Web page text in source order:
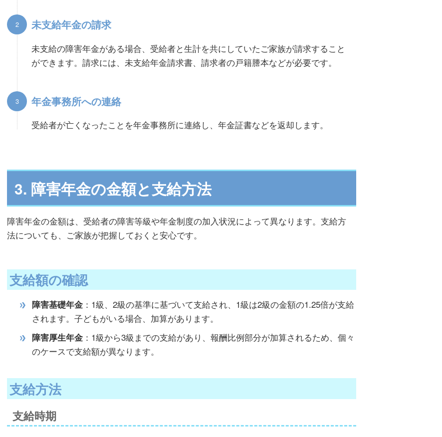
未支給年金の請求
未支給の障害年金がある場合、受給者と生計を共にしていたご家族が請求すること
ができます。請求には、未支給年金請求書、請求者の戸籍謄本などが必要です。
年金事務所への連絡
受給者が亡くなったことを年金事務所に連絡し、年金証書などを返却します。
3. 障害年金の金額と支給方法
障害年金の金額は、受給者の障害等級や年金制度の加入状況によって異なります。支給方
法についても、ご家族が把握しておくと安心です。
支給額の確認
障害基礎年金 ：1級、2級の基準に基づいて支給され、1級は2級の金額の1.25倍が支給
されます。子どもがいる場合、加算があります。
障害厚生年金 ：1級から3級までの支給があり、報酬比例部分が加算されるため、個々
のケースで支給額が異なります。
支給方法
支給時期